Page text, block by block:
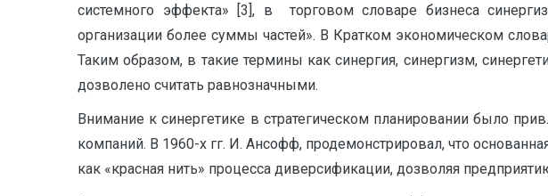
системного эффекта» [3], в торговом словаре бизнеса
организации более суммы частей». В Кратком экономическом
Таким образом, в такие термины как синергия, синергизм,
дозволено считать равнозначными.
Внимание к синергетике в стратегическом планировании было
компаний. В 1960-х гг. И. Ансофф, продемонстрировал, что
как «красная нить» процесса диверсификации, дозволяя